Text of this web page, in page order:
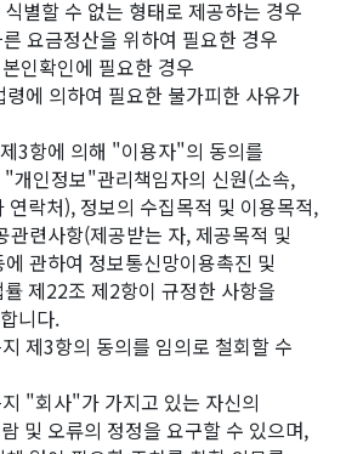
별할 수 없는 형태로 제공하는 경우
요금정산을 위하여 필요한 경우
인확인에 필요한 경우
에 의하여 필요한 불가피한 사유가
3항에 의해 "이용자"의 동의를
개인정보"관리책임자의 신원(소속,
연락처), 정보의 수집목적 및 이용목적,
관련사항(제공받는 자, 제공목적 및
관하여 정보통신망이용촉진 및
제22조 제2항이 규정한 사항을
니다.
제3항의 동의를 임의로 철회할 수
"회사"가 가지고 있는 자신의
및 오류의 정정을 요구할 수 있으며,